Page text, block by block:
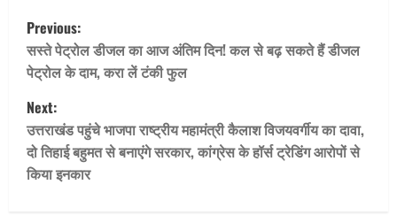
P
o
s
t
n
Previous:
सस्ते पेट्रोल डीजल का आज अंतिम दिन! कल से बढ़ सकते हैं डीजल
पेट्रोल के दाम, करा लें टंकी फुल
Next:
उत्तराखंड पहुंचे भाजपा राष्ट्रीय महामंत्री कैलाश विजयवर्गीय का दावा,
दो तिहाई बहुमत से बनाएंगे सरकार, कांग्रेस के हॉर्स ट्रेडिंग आरोपों से
किया इनकार